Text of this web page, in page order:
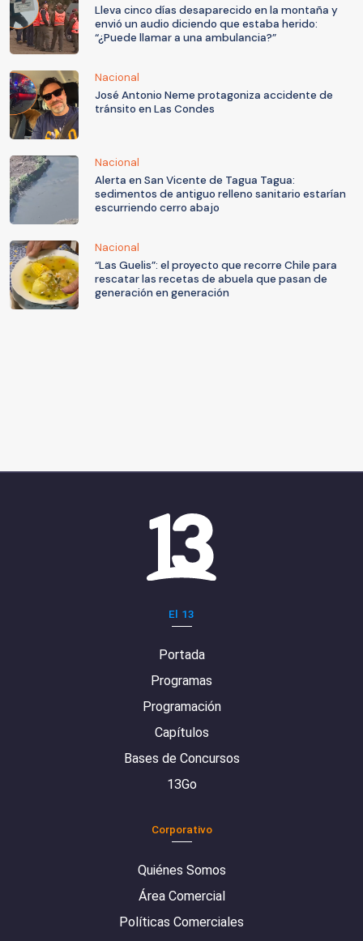
Lleva cinco días desaparecido en la montaña y
envió un audio diciendo que estaba herido:
“¿Puede llamar a una ambulancia?”
Nacional
José Antonio Neme protagoniza accidente de
tránsito en Las Condes
Nacional
Alerta en San Vicente de Tagua Tagua:
sedimentos de antiguo relleno sanitario estarían
escurriendo cerro abajo
Nacional
“Las Guelis”: el proyecto que recorre Chile para
rescatar las recetas de abuela que pasan de
generación en generación
El 13
Portada
Programas
Programación
Capítulos
Bases de Concursos
13Go
Corporativo
Quiénes Somos
Área Comercial
Políticas Comerciales